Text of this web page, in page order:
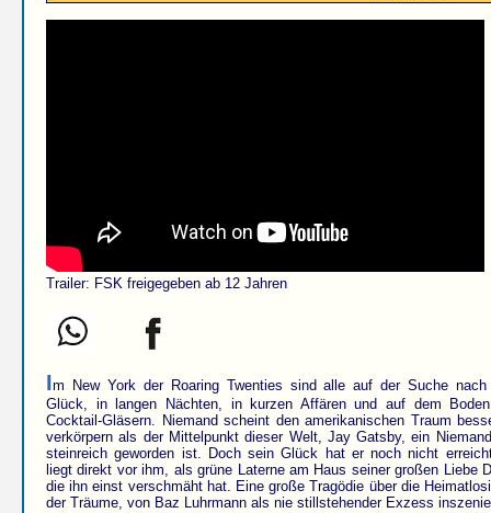
Trailer: FSK freigegeben ab 12 Jahren
Im New York der Roaring Twenties sind alle auf der Suche nach
Glück, in langen Nächten, in kurzen Affären und auf dem
Cocktail-Gläsern. Niemand scheint den amerikanischen Traum
verkörpern als der Mittelpunkt dieser Welt, Jay Gatsby, ein
steinreich geworden ist. Doch sein Glück hat er noch nicht
liegt direkt vor ihm, als grüne Laterne am Haus seiner großen Liebe
die ihn einst verschmäht hat. Eine große Tragödie über die
der Träume, von Baz Luhrmann als nie stillstehender Exzess